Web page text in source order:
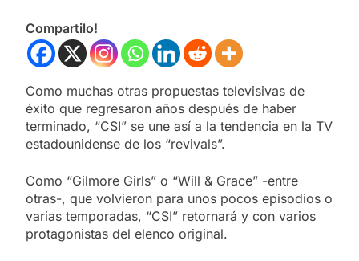
Compartilo!
Como muchas otras propuestas televisivas de
éxito que regresaron años después de haber
terminado, “CSI” se une así a la tendencia en la TV
estadounidense de los “revivals”.
Como “Gilmore Girls” o “Will & Grace” -entre
otras-, que volvieron para unos pocos episodios o
varias temporadas, “CSI” retornará y con varios
protagonistas del elenco original.